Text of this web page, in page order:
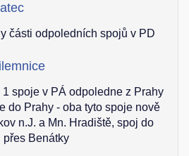
části odpoledních spojů v PD
spoje v PÁ odpoledne z Prahy
do Prahy - oba tyto spoje nově
n.J. a Mn. Hradiště, spoj do
přes Benátky